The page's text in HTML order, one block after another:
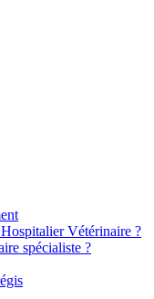
Vétérinaire ?
spécialiste ?